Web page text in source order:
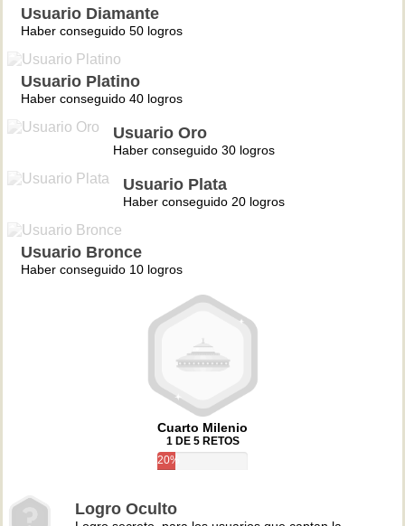
Usuario Diamante
Haber conseguido 50 logros
Usuario Platino
Haber conseguido 40 logros
Usuario Oro
Haber conseguido 30 logros
Usuario Plata
Haber conseguido 20 logros
Usuario Bronce
Haber conseguido 10 logros
Cuarto Milenio
1 DE 5 RETOS
20%
Logro Oculto